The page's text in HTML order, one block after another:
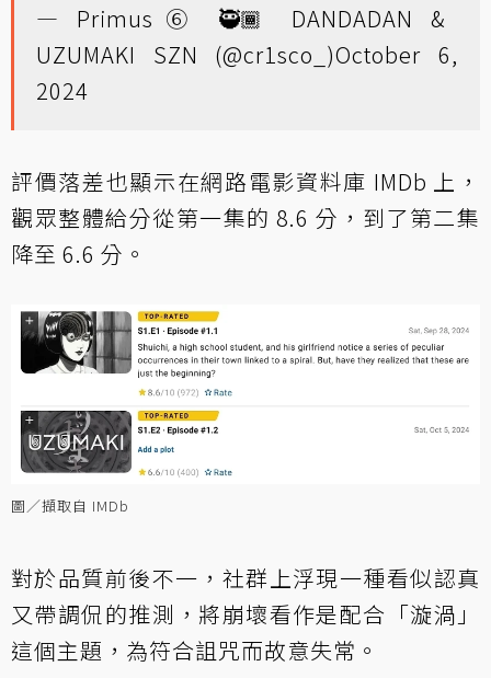
— Primus⑥ 🥷🏾 DANDADAN &
UZUMAKI SZN (@cr1sco_)October 6,
2024
評價落差也顯示在網路電影資料庫 IMDb 上，
觀眾整體給分從第一集的 8.6 分，到了第二集
降至 6.6 分。
圖／擷取自 IMDb
對於品質前後不一，社群上浮現一種看似認真
又帶調侃的推測，將崩壞看作是配合「漩渦」
這個主題，為符合詛咒而故意失常。